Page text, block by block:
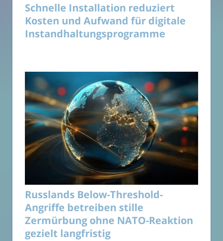
Schnelle Installation reduziert
Kosten und Aufwand für digitale
Instandhaltungsprogramme
Russlands Below-Threshold-
Angriffe betreiben stille
Zermürbung ohne NATO-Reaktion
gezielt langfristig